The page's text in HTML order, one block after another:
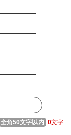
全角50文字以内 0文字